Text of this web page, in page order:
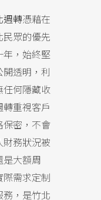
週轉憑藉在
眾的優先
，始終堅
透明，利
任何隱藏收
重視客戶
保密，不會
務狀況被
大額周
需求定制
，是竹北